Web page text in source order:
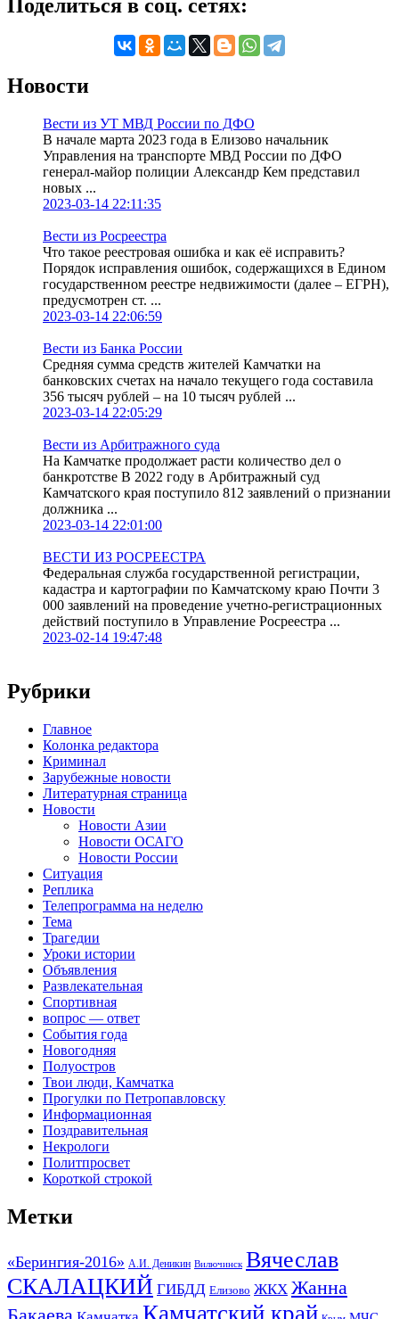
Поделиться в соц. сетях:
Новости
Вести из УТ МВД России по ДФО
В начале марта 2023 года в Елизово начальник
Управления на транспорте МВД России по ДФО
генерал-майор полиции Александр Кем представил
новых ...
2023-03-14 22:11:35
Вести из Росреестра
Что такое реестровая ошибка и как её исправить?
Порядок исправления ошибок, содержащихся в Едином
государственном реестре недвижимости (далее – ЕГРН),
предусмотрен ст. ...
2023-03-14 22:06:59
Вести из Банка России
Средняя сумма средств жителей Камчатки на
банковских счетах на начало текущего года составила
356 тысяч рублей – на 10 тысяч рублей ...
2023-03-14 22:05:29
Вести из Арбитражного суда
На Камчатке продолжает расти количество дел о
банкротстве В 2022 году в Арбитражный суд
Камчатского края поступило 812 заявлений о признании
должника ...
2023-03-14 22:01:00
ВЕСТИ ИЗ РОСРЕЕСТРА
Федеральная служба государственной регистрации,
кадастра и картографии по Камчатскому краю Почти 3
000 заявлений на проведение учетно-регистрационных
действий поступило в Управление Росреестра ...
2023-02-14 19:47:48
Рубрики
Главное
Колонка редактора
Криминал
Зарубежные новости
Литературная страница
Новости
Новости Азии
Новости ОСАГО
Новости России
Ситуация
Реплика
Телепрограмма на неделю
Тема
Трагедии
Уроки истории
Объявления
Развлекательная
Спортивная
вопрос — ответ
События года
Новогодняя
Полуостров
Твои люди, Камчатка
Прогулки по Петропавловску
Информационная
Поздравительная
Некрологи
Политпросвет
Короткой строкой
Метки
«Берингия-2016» А.И. Деникин Вилючинск Вячеслав
СКАЛАЦКИЙ ГИБДД Елизово ЖКХ Жанна
Камчатский край